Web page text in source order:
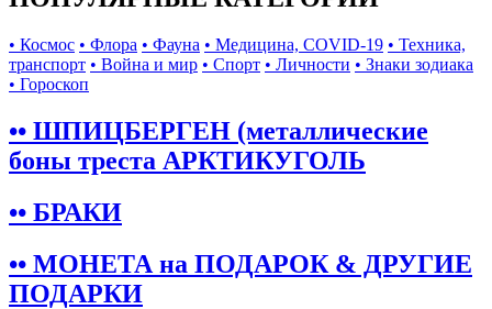
• Космос • Флора • Фауна • Медицина, COVID-19 • Техника,
транспорт • Война и мир • Спорт • Личности • Знаки зодиака
• Гороскоп
•• ШПИЦБЕРГЕН (металлические
боны треста АРКТИКУГОЛЬ
•• БРАКИ
•• МОНЕТА на ПОДАРОК & ДРУГИЕ
ПОДАРКИ